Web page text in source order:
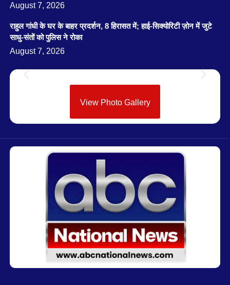
August 7, 2026
राहुल गांधी के घर के बाहर प्रदर्शन, 8 हिरासत में; हाई-सिक्योरिटी ज़ोन में जुटे
साधु-संतों को पुलिस ने रोका
August 7, 2026
View Photo Gallery